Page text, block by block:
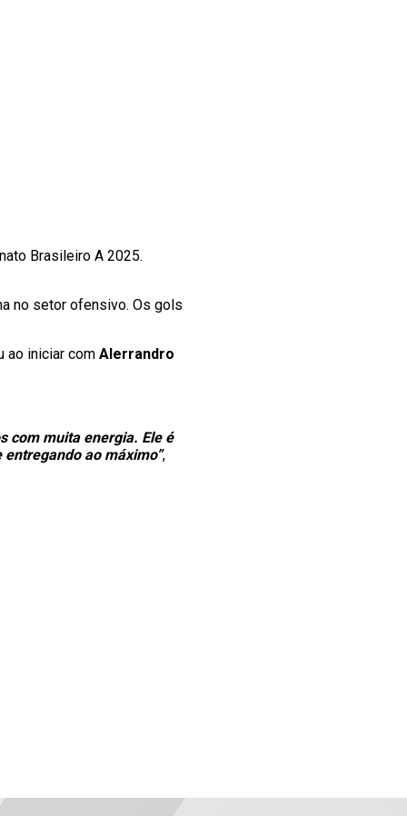
Brasileiro A 2025.
no setor ofensivo. Os gols
ao iniciar com Alerrandro
com muita energia. Ele é
ao máximo”,